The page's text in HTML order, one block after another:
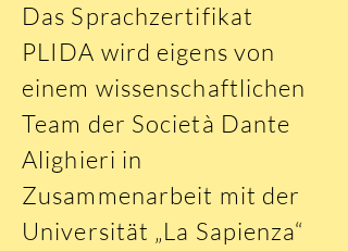
Das Sprachzertifikat
PLIDA wird eigens von
einem wissenschaftlichen
Team der Società Dante
Alighieri in
Zusammenarbeit mit der
Universität „La Sapienza“